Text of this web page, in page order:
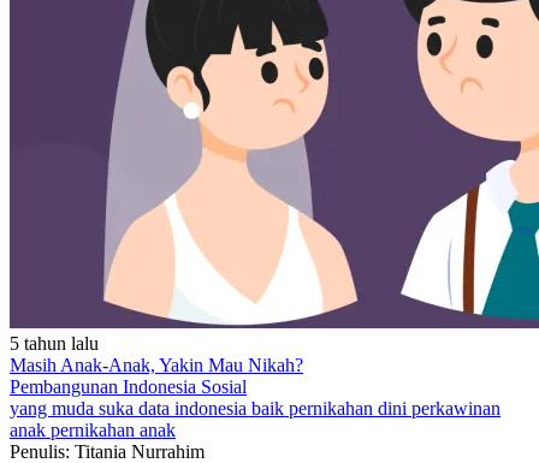
5 tahun lalu
Masih Anak-Anak, Yakin Mau Nikah?
Pembangunan Indonesia Sosial
yang muda suka data indonesia baik pernikahan dini perkawinan
anak pernikahan anak
Penulis: Titania Nurrahim